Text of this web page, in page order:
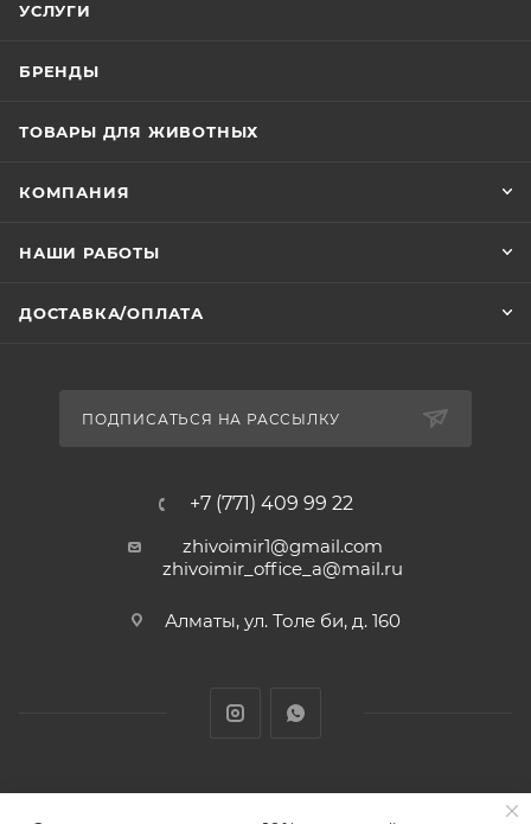
УСЛУГИ
БРЕНДЫ
ТОВАРЫ ДЛЯ ЖИВОТНЫХ
КОМПАНИЯ
НАШИ РАБОТЫ
ДОСТАВКА/ОПЛАТА
ПОДПИСАТЬСЯ НА РАССЫЛКУ
+7 (771) 409 99 22
zhivoimir1@gmail.com
zhivoimir_office_a@mail.ru
Алматы, ул. Толе би, д. 160